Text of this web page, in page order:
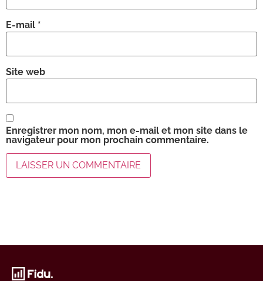
E-mail *
Site web
Enregistrer mon nom, mon e-mail et mon site dans le
navigateur pour mon prochain commentaire.